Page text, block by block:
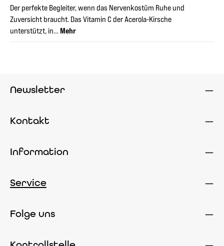
Der perfekte Begleiter, wenn das Nervenkostüm Ruhe und
Zuversicht braucht. Das Vitamin C der Acerola-Kirsche
unterstützt, in… Mehr
Newsletter
Kontakt
Information
Service
Folge uns